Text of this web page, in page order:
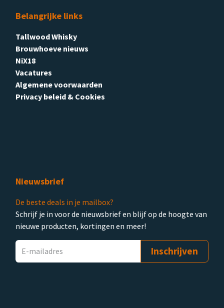
Belangrijke links
Tallwood Whisky
Brouwhoeve nieuws
NiX18
Vacatures
Algemene voorwaarden
Privacy beleid & Cookies
Nieuwsbrief
De beste deals in je mailbox?
Schrijf je in voor de nieuwsbrief en blijf op de hoogte van
nieuwe producten, kortingen en meer!
Inschrijven